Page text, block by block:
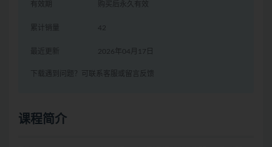
有效期 购买后永久有效
累计销量 42
最近更新 2026年04月17日
下载遇到问题？可联系客服或留言反馈
课程简介